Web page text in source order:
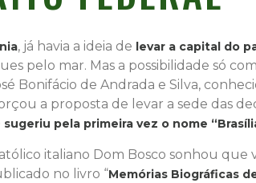
, já havia a ideia de levar a capital do
pelo mar. Mas a possibilidade só
Bonifácio de Andrada e Silva,
a proposta de levar a sede das
sugeriu pela primeira vez o nome
italiano Dom Bosco sonhou que
no livro “Memórias Biográficas